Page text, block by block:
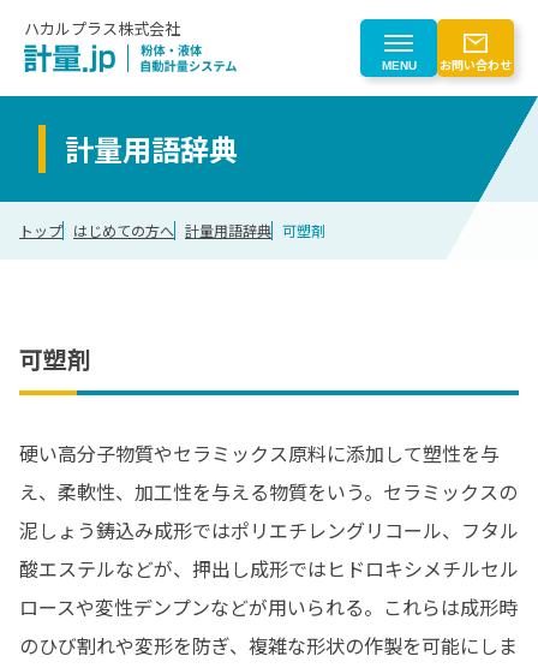
ハカルプラス株式会社
製品を探す
製品を探す一覧
計量トレースシステム
粉じん対策
搬送（マテハン）
計量機器
計量制御
充填
自動計量（粉・液）主要パーツ
電池
ゴム
食品
化粧品
樹脂
トナー
計量事業のご紹介
自動化検討プロセス
計量自動化検討プロセス
粉体テストサービス
計量用語辞典
会社情報
会社概要
選ばれる理由
CLOSE
MENU お問い合わせ
計量用語辞典
トップ はじめての方へ 計量用語辞典 可塑剤
可塑剤
硬い高分子物質やセラミックス原料に添加して塑性を与
え、柔軟性、加工性を与える物質をいう。セラミックスの
泥しょう鋳込み成形ではポリエチレングリコール、フタル
酸エステルなどが、押出し成形ではヒドロキシメチルセル
ロースや変性デンプンなどが用いられる。これらは成形時
のひび割れや変形を防ぎ、複雑な形状の作製を可能にしま